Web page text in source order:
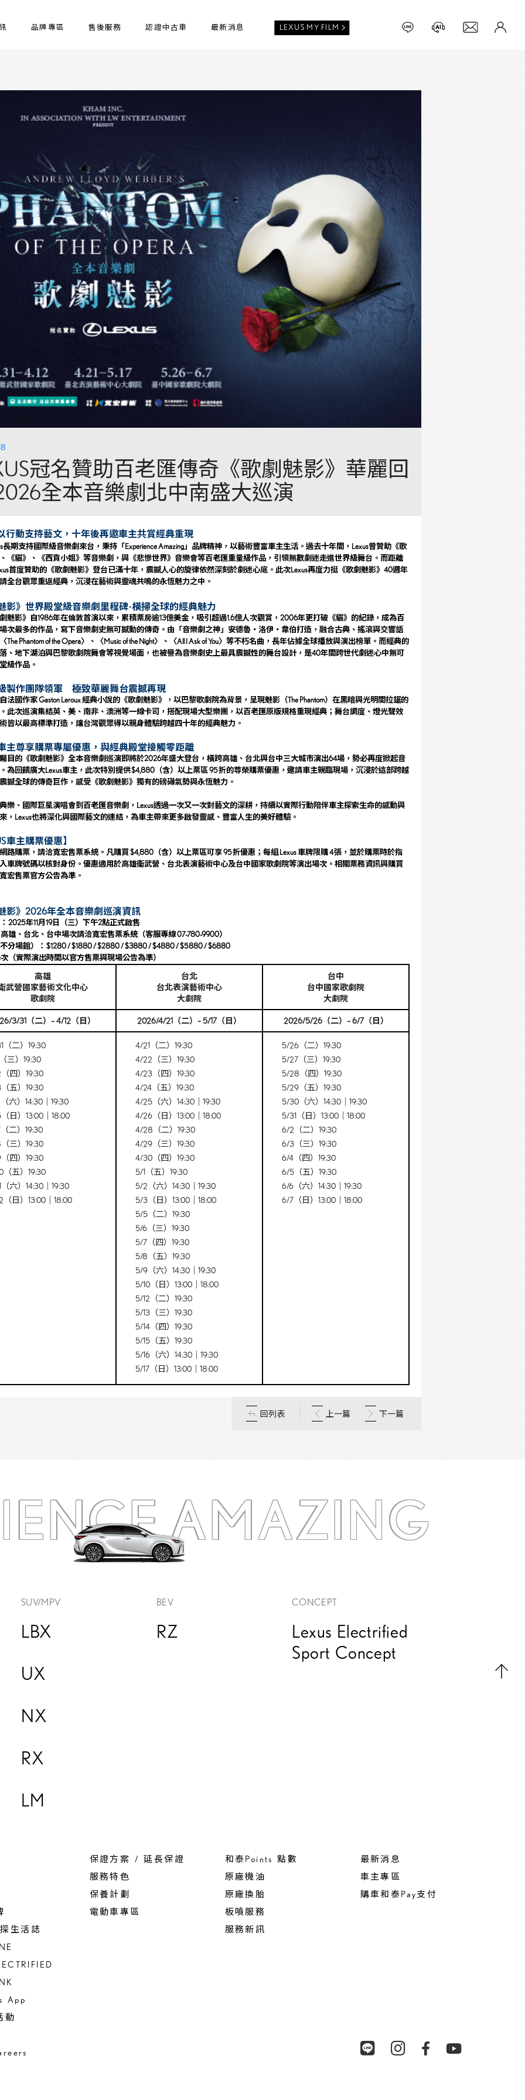
品牌專區 售後服務 認證中古車 最新消息 LEXUS MY FILM
冠名贊助百老匯傳奇《歌劇魅影》華麗回
全本音樂劇北中南盛大巡演
行動支持藝文 ， 十年後再邀車主共賞經典重現
長期支持國際級音樂劇來台，秉持「Experience Amazing」品牌精神，以藝術豐富車主生活。 過去十年間，Lexus曾贊助《歌
《貓》、《西貢小姐》等音樂劇，與《悲慘世界》音樂會等百老匯重量級作品 ，引領無數劇迷走進世界級舞台。 而距離
首度贊助的 《歌劇魅影》登台已滿十年，震撼人心的旋律依然深刻於劇迷心底。此次Lexus再度力挺《歌劇魅影》40週年
全台觀眾重返經典，沉浸在藝術與靈魂共鳴的永恆魅力之中。
影》 世界殿堂級音樂劇里程碑∙橫掃全球的經典魅力
魅影》自1986年在倫敦首演以來， 累積票房逾13億美金，吸引超過1.6億人次觀賞 ， 2006年更打破《貓》的紀錄，成為百
次最多的作品，寫下音樂劇史無可撼動的傳奇。 由「音樂劇之神」安德魯・洛伊・韋伯打造，融合古典、搖滾與交響語
The Phantom of the Opera〉、〈Music of the Night〉、〈All I Ask of You〉等不朽名曲，長年佔據全球播放與演出榜單。 而經典的
、地下湖泊與巴黎歌劇院舞會等視覺場面 ， 也被譽為音樂劇史上最具震撼性的舞台設計， 是40年間跨世代劇迷心中無可
級作品。
製作團隊領軍 極致華麗舞台震撼再現
作家 Gaston Leroux 經典小說的《歌劇魅影》，以巴黎歌劇院為背景，呈現魅影（The Phantom）在黑暗與光明間拉鋸的
此次巡演集結英、美、南非、澳洲等一線卡司，搭配現場大型樂團，以百老匯原版規格重現經典；舞台調度、燈光聲效
皆以最高標準打造，讓台灣觀眾得以親身體驗跨越四十年的經典魅力。
主尊享購票專屬優惠，與經典殿堂接觸零距離
目的《歌劇魅影》全本音樂劇巡演即將於2026年盛大登台，橫跨高雄、台北與台中三大城市演出64場，勢必再度掀起音
為回饋廣大Lexus車主，此次特別提供 $4,880（含）以上票區 95 折的尊榮購票優惠，邀請車主親臨現場，沉浸於這部跨越
撼全球的傳奇巨作，感受《歌劇魅影》獨有的磅礡氣勢與永恆魅力。
、國際巨星演唱會到百老匯音樂劇，Lexus透過一次又一次對藝文的深耕，持續以實際行動陪伴車主探索生命的感動與
， Lexus也將深化與國際藝文的連結，為車主帶來更多啟發靈感、豐富人生的美好體驗。
車主購票優惠】
購票，請洽寬宏售票系統。凡購買 $4,880（含）以上票區可享 95 折優惠；每組 Lexus 車牌限購 4 張，並於購票時於指
車牌號碼以核對身份。優惠適用於高雄衛武營、台北表演藝術中心及台中國家歌劇院等演出場次。相關票務資訊與購買
宏售票官方公告為準。
影》 2026年全本音樂劇巡演資訊
2025年11月19日（三） 下午2點正式啟售
高雄、台北、台中場次請洽寬宏售票系統（客服專線 07-780-9900）
分場館）： $1280 / $1880 / $2880 / $3880 / $4880 / $5880 / $6880
（實際演出時間以官方售票與現場公告為準）
高雄
武營國家藝術文化中心
歌劇院
3/31（二）– 4/12（日）
（二）19:30
三）19:30
四）19:30
五）19:30
六）14:30｜19:30
日）13:00｜18:00
二）19:30
三）19:30
四）19:30
（五）19:30
（六）14:30｜19:30
（日）13:00｜18:00
台北
台北表演藝術中心
大劇院
2026/4/21（二）– 5/17（日）
4/21（二）19:30
4/22（三）19:30
4/23（四）19:30
4/24（五）19:30
4/25（六）14:30｜19:30
4/26（日）13:00｜18:00
4/28（二）19:30
4/29（三）19:30
4/30（四）19:30
5/1（五）19:30
5/2（六）14:30｜19:30
5/3（日）13:00｜18:00
5/5（二）19:30
5/6（三）19:30
5/7（四）19:30
5/8（五）19:30
5/9（六）14:30｜19:30
5/10（日）13:00｜18:00
5/12（二）19:30
5/13（三）19:30
5/14（四）19:30
5/15（五）19:30
5/16（六）14:30｜19:30
5/17（日）13:00｜18:00
台中
台中國家歌劇院
大劇院
2026/5/26（二）– 6/7（日）
5/26（二）19:30
5/27（三）19:30
5/28（四）19:30
5/29（五）19:30
5/30（六）14:30｜19:30
5/31（日）13:00｜18:00
6/2（二）19:30
6/3（三）19:30
6/4（四）19:30
6/5（五）19:30
6/6（六）14:30｜19:30
6/7（日）13:00｜18:00
回列表 上一篇 下一篇
AMAZING
SUV/MPV
LBX
UX
NX
RX
LM
BEV
RZ
CONCEPT
Lexus Electrified
Sport Concept
生活誌
App
動
保證方案 / 延長保證
服務特色
保養計劃
電動車專區
和泰Points 點數
原廠機油
原廠換胎
板噴服務
服務新訊
最新消息
車主專區
購車和泰Pay支付